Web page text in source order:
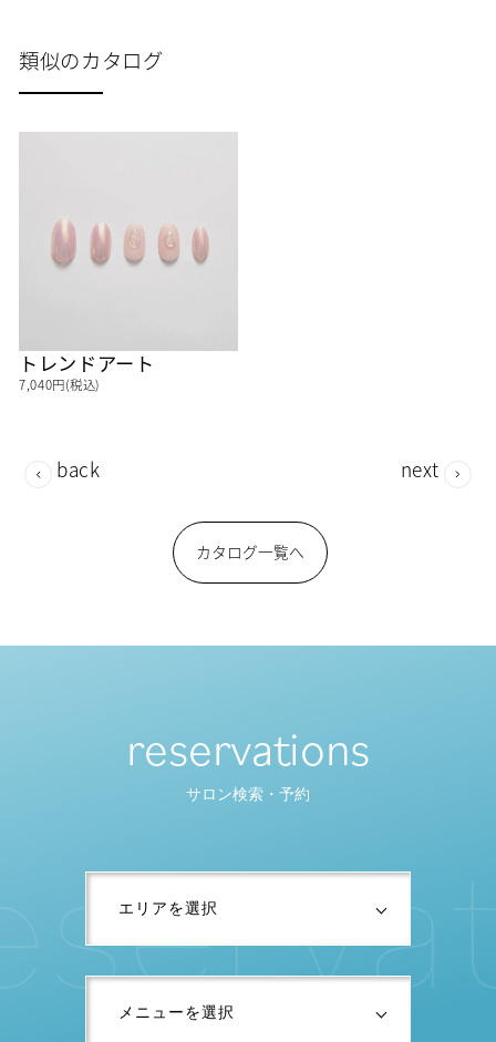
類似のカタログ
トレンドアート
7,040円(税込)
back
カタログ一覧へ
next
reservations
サロン検索・予約
serva